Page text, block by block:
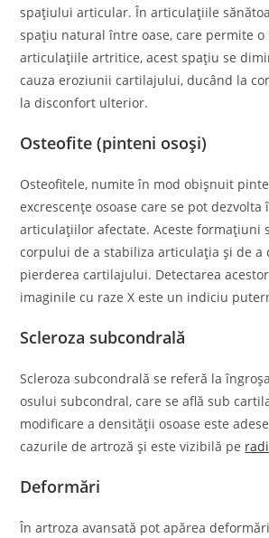
spațiului articular. În articulațiile
spațiu natural între oase, care permite o
articulațiile artritice, acest spațiu se
cauza eroziunii cartilajului, ducând la
la disconfort ulterior.
Osteofite (pinteni osoși)
Osteofitele, numite în mod obișnuit
excrescențe osoase care se pot dezvolta
articulațiilor afectate. Aceste formațiuni
corpului de a stabiliza articulația și de a
pierderea cartilajului. Detectarea
imaginile cu raze X este un indiciu
Scleroza subcondrală
Scleroza subcondrală se referă la
osului subcondral, care se află sub
modificare a densității osoase este
cazurile de artroză și este vizibilă pe
Deformări
În artroza avansată pot apărea